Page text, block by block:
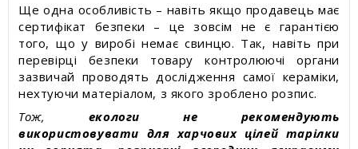
Ще одна особливість – навіть якщо продавець має
сертифікат безпеки – це зовсім не є гарантією
того, що у виробі немає свинцю. Так, навіть при
перевірці безпеки товару контролюючі органи
зазвичай проводять дослідження самої кераміки,
нехтуючи матеріалом, з якого зроблено розпис.
Тож, екологи не рекомендують
використовувати для харчових цілей тарілки